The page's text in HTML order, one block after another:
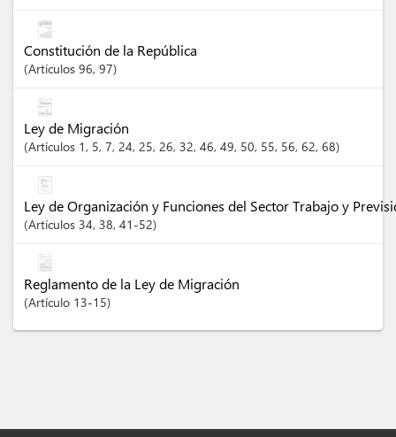
Constitución de la República
Artículos 96, 97
Ley de Migración
Artículos 1, 5, 7, 24, 25, 26, 32, 46, 49, 50, 55, 56, 62, 68
Ley de Organización y Funciones del Sector Trabajo y
Artículos 34, 38, 41-52
Reglamento de la Ley de Migración
Artículo 13-15